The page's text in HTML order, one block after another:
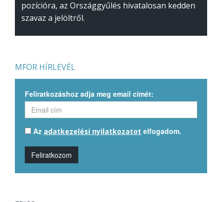
pozícióra, az Országgyűlés hivatalosan kedden
szavaz a jelöltről.
MFOR HÍRLEVÉL
Feliratkozáshoz adja meg email címét:
Az adatkezelési nyilatkozatot elfogadom.
Feliratkozom